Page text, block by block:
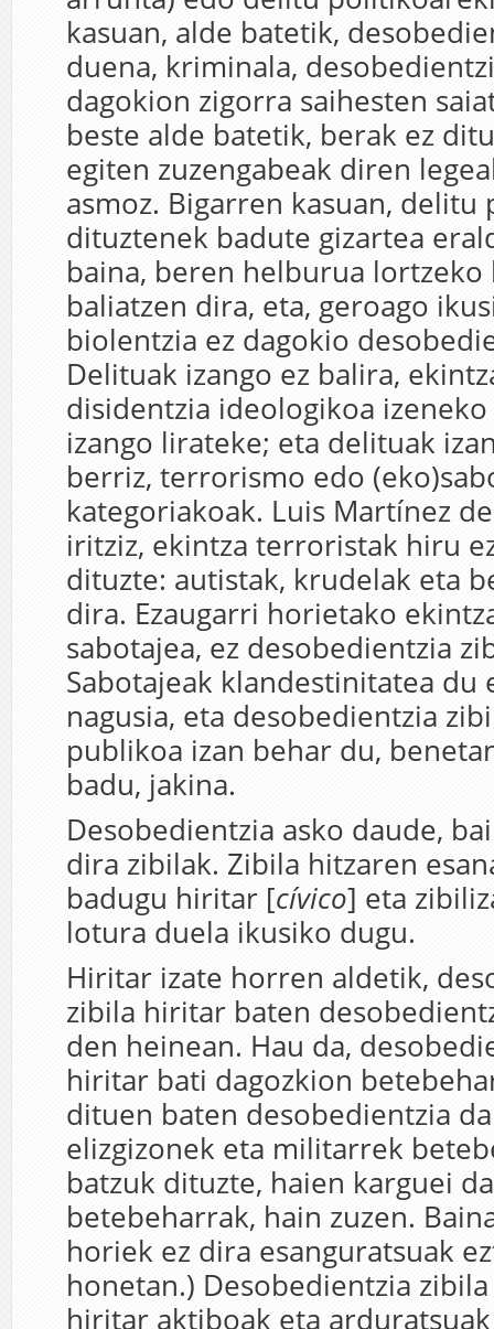
kasuan, alde batetik,
duena, kriminala,
dagokion zigorra saihesten
beste alde batetik, berak ez
egiten zuzengabeak diren
asmoz. Bigarren kasuan,
dituztenek badute gizartea
baina, beren helburua lortzeko
baliatzen dira, eta, geroago
biolentzia ez dagokio
Delituak izango ez balira,
disidentzia ideologikoa
izango lirateke; eta delituak
berriz, terrorismo edo
kategoriakoak. Luis Martínez
iritziz, ekintza terroristak hiru
dituzte: autistak, krudelak eta
dira. Ezaugarri horietako
sabotajea, ez desobedientzia
Sabotajeak klandestinitatea du
nagusia, eta desobedientzia
publikoa izan behar du,
badu, jakina.
Desobedientzia asko daude,
dira zibilak. Zibila hitzaren
badugu hiritar [cívico] eta
lotura duela ikusiko dugu.
Hiritar izate horren aldetik,
zibila hiritar baten
den heinean. Hau da,
hiritar bati dagozkion
dituen baten desobedientzia
elizgizonek eta militarrek
batzuk dituzte, haien karguei
betebeharrak, hain zuzen.
horiek ez dira esanguratsuak
honetan.) Desobedientzia
hiritar aktiboak eta